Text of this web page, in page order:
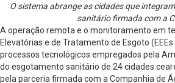
O sistema abrange as cidades que
sanitário firmada com a
A operação remota e o monitoramento em
Elevatórias e de Tratamento de Esgoto
processos tecnológicos empregados pela
do esgotamento sanitário de 24 cidades
pela parceria firmada com a Companhia de